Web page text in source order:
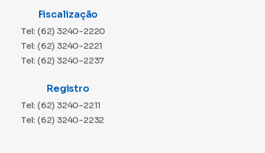
Fiscalização
Tel: (62) 3240-2220
Tel: (62) 3240-2221
Tel: (62) 3240-2237
Registro
Tel: (62) 3240-2211
Tel: (62) 3240-2232